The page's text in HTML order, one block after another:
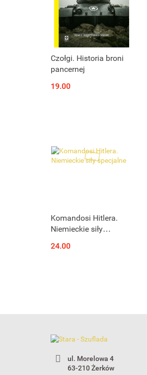
Produkt niedostępny
Czołgi. Historia broni
pancernej
19.00
Produkt niedostępny
Komandosi Hitlera.
Niemieckie siły
24.00
ul. Morelowa 4
63-210 Żerków